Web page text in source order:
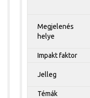
Megjelenés
helye
Impakt faktor
Jelleg
Témák